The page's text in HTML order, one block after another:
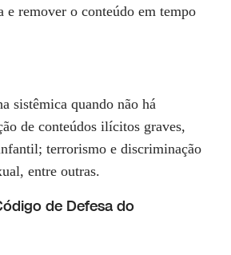
e remover o conteúdo em tempo
sistêmica quando não há
de conteúdos ilícitos graves,
terrorismo e discriminação
entre outras.
de Defesa do